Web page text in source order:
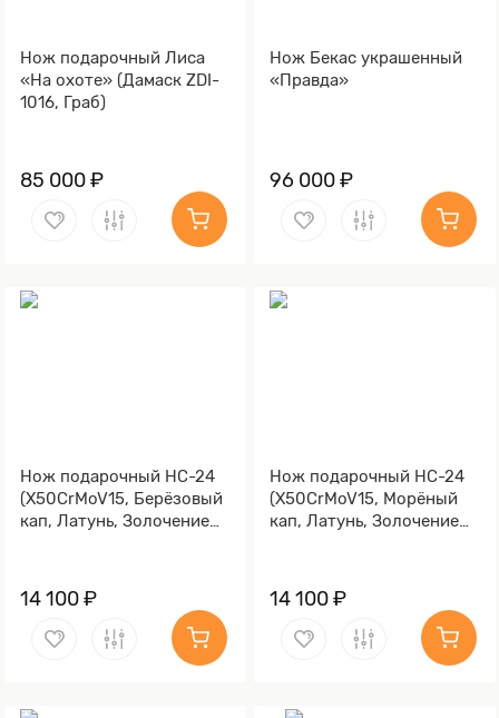
Нож подарочный Лиса
«На охоте» (Дамаск ZDI-
1016, Граб)
85 000 ₽
Нож Бекас украшенный
«Правда»
96 000 ₽
Нож подарочный НС-24
(X50CrMoV15, Берёзовый
кап, Латунь, Золочение
14 100 ₽
Нож подарочный НС-24
(X50CrMoV15, Морёный
кап, Латунь, Золочение
14 100 ₽